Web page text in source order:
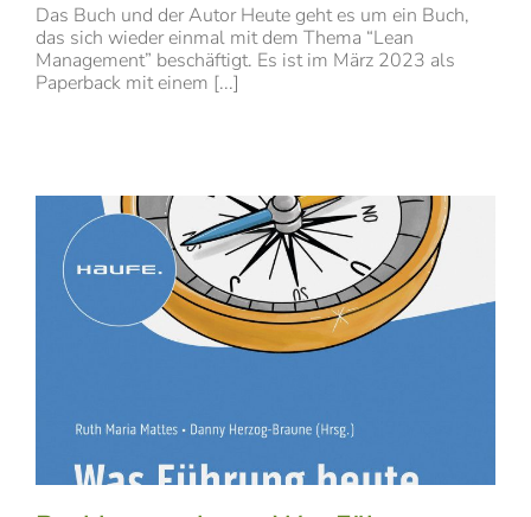
Das Buch und der Autor Heute geht es um ein Buch,
das sich wieder einmal mit dem Thema “Lean
Management” beschäftigt. Es ist im März 2023 als
Paperback mit einem [...]